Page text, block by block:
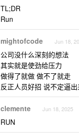
TL;DR
Run
mightofcode Jun 18,
公司没什么深刻的想法
其实就是使劲给压力
做得了就做 做不了就走
反正人员好招 说不定逼
clemente Jun 18, 2025
RUN